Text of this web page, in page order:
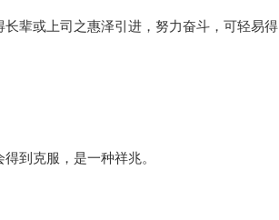
辈或上司之惠泽引进，努力奋斗，可轻易得
到克服，是一种祥兆。